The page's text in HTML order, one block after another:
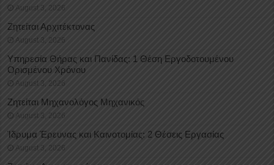
August 3, 2026
Ζητείται Αρχιτέκτονας
August 3, 2026
Υπηρεσία Θήρας και Πανίδας: 1 Θέση Eργοδοτουμένου
Oρισμένου Xρόνου
August 3, 2026
Ζητείται Μηχανολόγος Μηχανικός
August 3, 2026
Ίδρυμα Έρευνας και Καινοτομίας: 2 Θέσεις Εργασίας
August 3, 2026